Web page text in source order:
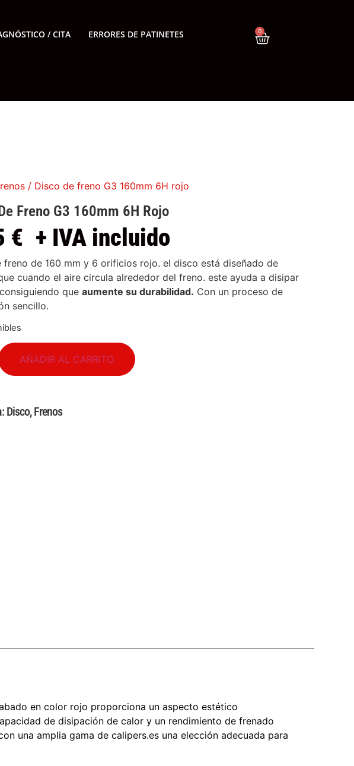
/ CITA ERRORES DE PATINETES 0
/ Disco de freno G3 160mm 6H rojo
Freno G3 160mm 6H Rojo
€ + IVA incluido
freno de 160 mm y 6 orificios rojo. el disco está diseñado de
cuando el aire circula alrededor del freno. este ayuda a disipar
que aumente su durabilidad. Con un proceso de
sencillo.
AÑADIR AL CARRITO
Disco,Frenos
en color rojo proporciona un aspecto estético
de disipación de calor y un rendimiento de frenado
una amplia gama de calipers.es una elección adecuada para